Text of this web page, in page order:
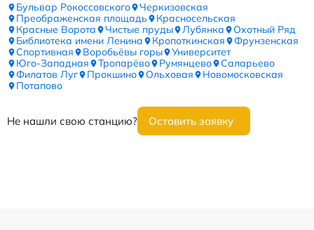
Бульвар Рокоссовского
Черкизовская
Преображенская площадь
Красносельская
Красные Ворота
Чистые пруды Лубянка
Охотный Ряд
Библиотека имени Ленина
Кропоткинская
Фрунзенская
Спортивная
Воробьёвы горы
Университет
Юго-Западная
Тропарёво Румянцево
Саларьево
Филатов Луг
Прокшино Ольховая
Новомосковская
Потапово
Не нашли свою станцию? Оставить заявку